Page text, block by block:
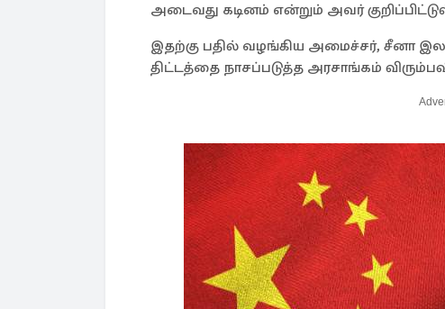
அடைவது கடினம் என்றும் அவர்
இதற்கு பதில் வழங்கிய அமைச்சர், சீனா
திட்டத்தை நாசப்படுத்த அரசாங்கம்